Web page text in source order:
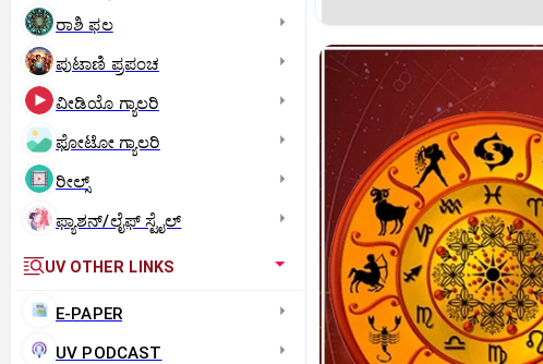
ರಾಶಿ ಫಲ
ಪುಟಾಣಿ ಪ್ರಪಂಚ
ವೀಡಿಯೊ ಗ್ಯಾಲರಿ
ಫೋಟೋ ಗ್ಯಾಲರಿ
ರೀಲ್ಸ್
ಫ್ಯಾಶನ್/ಲೈಫ್‌ ಸ್ಟೈಲ್
UV OTHER LINKS
E-PAPER
UV PODCAST